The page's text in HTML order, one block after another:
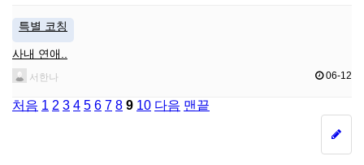
특별 코칭
사내 연애..
서한나 06-12
처음 1 2 3 4 5 6 7 8 9 10 다음 맨끝